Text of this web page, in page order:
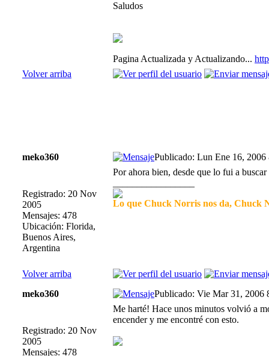
Saludos
Pagina Actualizada y Actualizando...
Volver arriba
meko360 Publicado: Lun Ene 16, 2006
Registrado: 20 Nov
2005
Mensajes: 478
Ubicación: Florida,
Buenos Aires,
Argentina
Por ahora bien, desde que lo fui a
Lo que Chuck Norris nos da, Chuck
Volver arriba
meko360
Publicado: Vie Mar 31, 2006
Registrado: 20 Nov
2005
Mensajes: 478
Me harté! Hace unos minutos volvió a
encender y me encontré con esto.